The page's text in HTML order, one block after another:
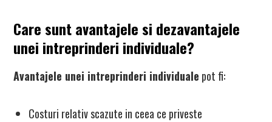
Care sunt avantajele si dezavantajele
unei intreprinderi individuale?
Avantajele unei intreprinderi individuale pot fi:
Costuri relativ scazute in ceea ce priveste